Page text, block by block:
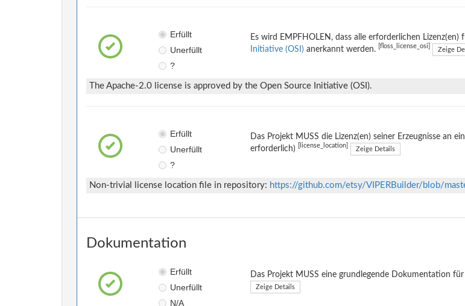
Erfüllt
Unerfüllt
?
Es wird EMPFHOLEN, dass alle erforderlichen
Initiative (OSI) anerkannt werden. [floss_license_osi] Zeige
The Apache-2.0 license is approved by the Open Source Initiative (OSI).
Erfüllt
Unerfüllt
?
Das Projekt MUSS die Lizenz(en) seiner Erzeugnisse an
erforderlich)
[license_location] Zeige Details
Non-trivial license location file in repository: https://github.com/etsy/VIPERBuilder/blob/
Dokumentation
Erfüllt
Unerfüllt
N/A
Das Projekt MUSS eine grundlegende Dokumentation
Zeige Details